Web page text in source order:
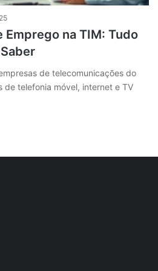
na TIM: Tudo
de telecomunicações do
de telefonia móvel, internet e TV